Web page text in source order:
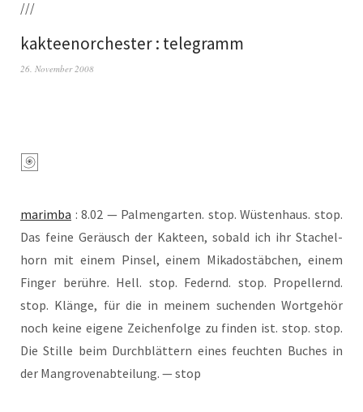
///
kakteenorchester : telegramm
26. November 2008
marim­ba : 8.02 — Pal­men­gar­ten. stop. Wüs­ten­haus. stop.
Das fei­ne Geräusch der Kak­teen, sobald ich ihr Sta­chel­
horn mit einem Pin­sel, einem Mika­do­stäb­chen, einem
Fin­ger berüh­re. Hell. stop. Federnd. stop. Pro­pel­lernd.
stop. Klän­ge, für die in mei­nem suchen­den Wort­ge­hör
noch kei­ne eige­ne Zei­chen­fol­ge zu fin­den ist. stop. stop.
Die Stil­le beim Durch­blät­tern eines feuch­ten Buches in
der Man­gro­ven­ab­tei­lung. — stop